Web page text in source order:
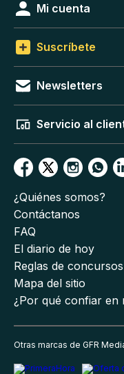
Mi cuenta
Suscríbete
Newsletters
Servicio al
¿Quiénes somos?
Contáctanos
FAQ
El diario de hoy
Reglas de concursos
Mapa del sitio
¿Por qué confiar en
Otras marcas de GFR